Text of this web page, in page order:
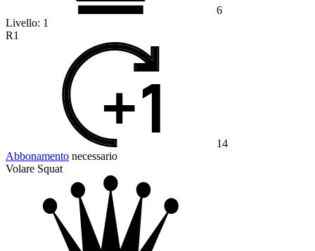
6
Livello: 1
R1
14
Abbonamento necessario
Volare Squat